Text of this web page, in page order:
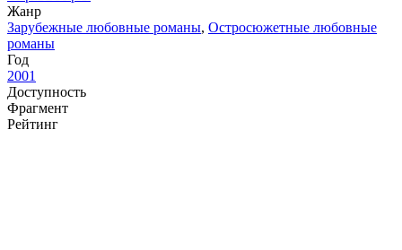
Жанр
Зарубежные любовные романы, Остросюжетные любовные
романы
Год
2001
Доступность
Фрагмент
Рейтинг